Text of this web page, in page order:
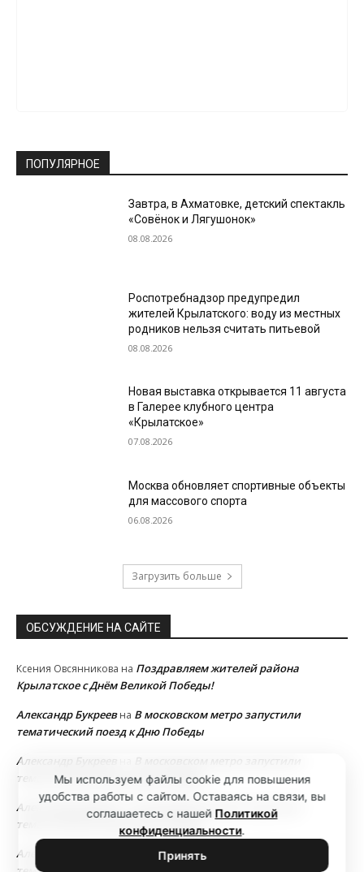
ПОПУЛЯРНОЕ
Завтра, в Ахматовке, детский спектакль
«Совёнок и Лягушонок»
08.08.2026
Роспотребнадзор предупредил
жителей Крылатского: воду из местных
родников нельзя считать питьевой
08.08.2026
Новая выставка открывается 11 августа
в Галерее клубного центра
«Крылатское»
07.08.2026
Москва обновляет спортивные объекты
для массового спорта
06.08.2026
Загрузить больше
ОБСУЖДЕНИЕ НА САЙТЕ
Ксения Овсянникова на Поздравляем жителей района
Крылатское с Днём Великой Победы!
Александр Букреевна В московском метро запустили
тематический поезд к Дню Победы
Александр Букреев
В московском метро запустили
тематический поезд к Дню Победы
Александр Букреев
В московском метро запустили
тематический поезд к Дню Победы
Александр Букреев
В московском метро запустили
Мы используем файлы cookie для повышения
удобства работы с сайтом. Оставаясь на связи, вы
соглашаетесь с нашей Политикой
конфиденциальности.
Принять